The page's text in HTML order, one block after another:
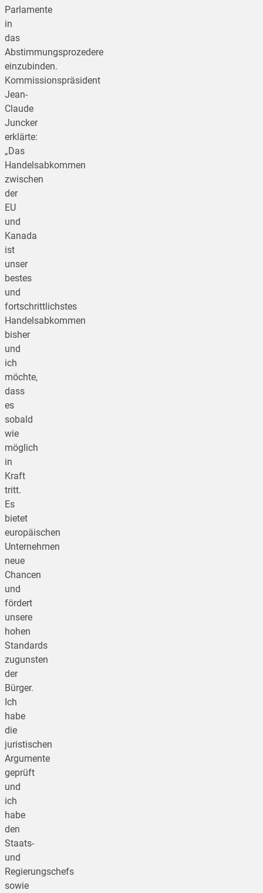
Parlamente
in
das
Abstimmungsprozedere
einzubinden.
Kommissionspräsident
Jean-
Claude
Juncker
erklärte:
„Das
Handelsabkommen
zwischen
der
EU
und
Kanada
ist
unser
bestes
und
fortschrittlichstes
Handelsabkommen
bisher
und
ich
möchte,
dass
es
sobald
wie
möglich
in
Kraft
tritt.
Es
bietet
europäischen
Unternehmen
neue
Chancen
und
fördert
unsere
hohen
Standards
zugunsten
der
Bürger.
Ich
habe
die
juristischen
Argumente
geprüft
und
ich
habe
den
Staats-
und
Regierungschefs
sowie